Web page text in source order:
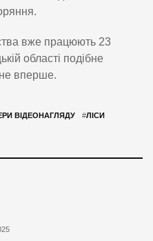
вже працюють 23
області подібне
вперше.
ВІДЕОНАГЛЯДУ #ЛІСИ